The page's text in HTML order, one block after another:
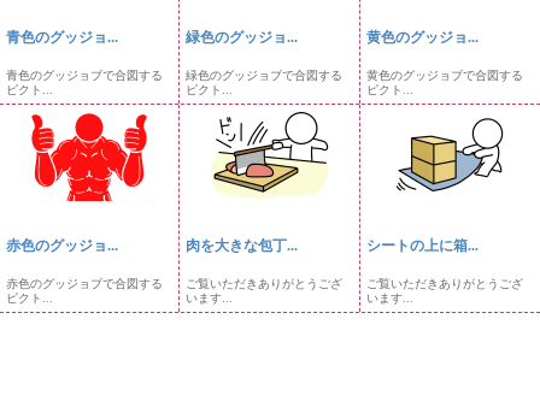
青色のグッジョ...
青色のグッジョブで合図する
ピクト...
緑色のグッジョ...
緑色のグッジョブで合図する
ピクト...
黄色のグッジョ...
黄色のグッジョブで合図する
ピクト...
赤色のグッジョ...
赤色のグッジョブで合図する
ピクト...
肉を大きな包丁...
ご覧いただきありがとうござ
います...
シートの上に箱...
ご覧いただきありがとうござ
います...